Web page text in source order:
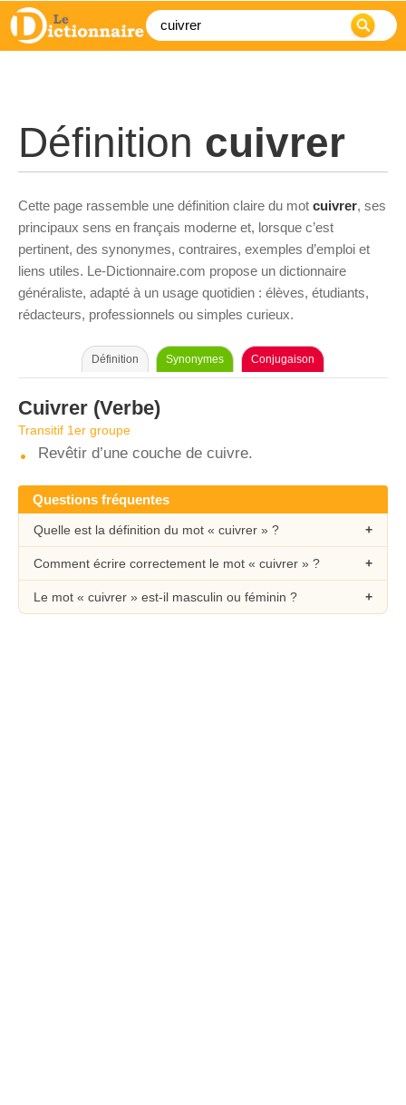
Définition cuivrer
Cette page rassemble une définition claire du mot cuivrer, ses
principaux sens en français moderne et, lorsque c’est
pertinent, des synonymes, contraires, exemples d’emploi et
liens utiles. Le-Dictionnaire.com propose un dictionnaire
généraliste, adapté à un usage quotidien : élèves, étudiants,
rédacteurs, professionnels ou simples curieux.
Définition Synonymes Conjugaison
Cuivrer (Verbe)
Transitif 1er groupe
Revêtir d’une couche de cuivre.
Questions fréquentes
Quelle est la définition du mot « cuivrer » ?
Comment écrire correctement le mot « cuivrer » ?
Le mot « cuivrer » est-il masculin ou féminin ?